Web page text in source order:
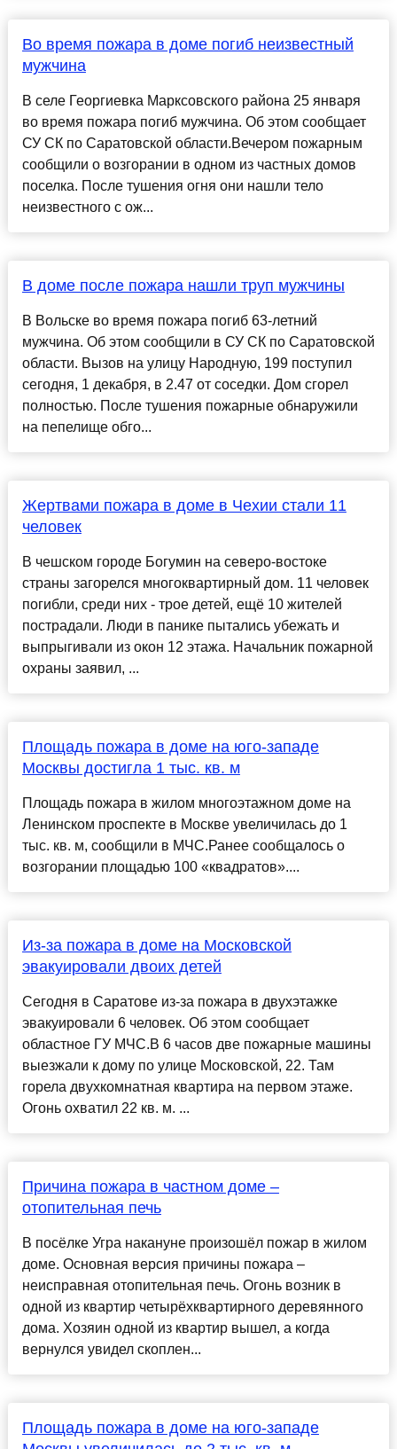
Во время пожара в доме погиб неизвестный
мужчина
В селе Георгиевка Марксовского района 25 января
во время пожара погиб мужчина. Об этом сообщает
СУ СК по Саратовской области.Вечером пожарным
сообщили о возгорании в одном из частных домов
поселка. После тушения огня они нашли тело
неизвестного с ож...
В доме после пожара нашли труп мужчины
В Вольске во время пожара погиб 63-летний
мужчина. Об этом сообщили в СУ СК по Саратовской
области. Вызов на улицу Народную, 199 поступил
сегодня, 1 декабря, в 2.47 от соседки. Дом сгорел
полностью. После тушения пожарные обнаружили
на пепелище обго...
Жертвами пожара в доме в Чехии стали 11
человек
В чешском городе Богумин на северо-востоке
страны загорелся многоквартирный дом. 11 человек
погибли, среди них - трое детей, ещё 10 жителей
пострадали. Люди в панике пытались убежать и
выпрыгивали из окон 12 этажа. Начальник пожарной
охраны заявил, ...
Площадь пожара в доме на юго-западе
Москвы достигла 1 тыс. кв. м
Площадь пожара в жилом многоэтажном доме на
Ленинском проспекте в Москве увеличилась до 1
тыс. кв. м, сообщили в МЧС.Ранее сообщалось о
возгорании площадью 100 «квадратов»....
Из-за пожара в доме на Московской
эвакуировали двоих детей
Сегодня в Саратове из-за пожара в двухэтажке
эвакуировали 6 человек. Об этом сообщает
областное ГУ МЧС.В 6 часов две пожарные машины
выезжали к дому по улице Московской, 22. Там
горела двухкомнатная квартира на первом этаже.
Огонь охватил 22 кв. м. ...
Причина пожара в частном доме –
отопительная печь
В посёлке Угра накануне произошёл пожар в жилом
доме. Основная версия причины пожара –
неисправная отопительная печь. Огонь возник в
одной из квартир четырёхквартирного деревянного
дома. Хозяин одной из квартир вышел, а когда
вернулся увидел скоплен...
Площадь пожара в доме на юго-западе